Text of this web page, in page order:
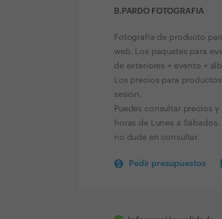
B.PARDO FOTOGRAFIA
Fotografía de producto
web. Los paquetes para
de exteriores + evento +
Los precios para
sesión.
Puedes consultar precios
horas de Lunes a
no dude en consultar.
Pedir presupuestos